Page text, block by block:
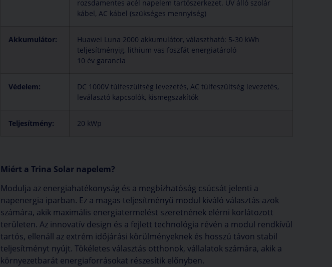
rozsdamentes acél napelem tartószerkezet. UV álló szolár
kábel, AC kábel (szükséges mennyiség)
Akkumulátor:
Huawei Luna 2000 akkumulátor, választható: 5-30 kWh
teljesítményig, lithium vas foszfát energiatároló
10 év garancia
Védelem:
DC 1000V túlfeszültség levezetés, AC túlfeszültség levezetés,
leválasztó kapcsolók, kismegszakítók
Teljesítmény: 20 kWp
Miért a Trina Solar napelem?
Modulja az energiahatékonyság és a megbízhatóság csúcsát jelenti a
napenergia iparban. Ez a magas teljesítményű modul kiváló választás azok
számára, akik maximális energiatermelést szeretnének elérni korlátozott
területen. Az innovatív design és a fejlett technológia révén a modul rendkívül
tartós, ellenáll az extrém időjárási körülményeknek és hosszú távon stabil
teljesítményt nyújt. Tökéletes választás otthonok, vállalatok számára, akik a
környezetbarát energiaforrásokat részesítik előnyben.